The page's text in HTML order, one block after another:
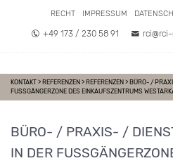
RECHT IMPRESSUM
+49 173 / 230 58 91
KONTAKT > REFERENZEN > REFERENZEN > BÜRO- /
FUSSGÄNGERZONE DES EINKAUFSZENTRUMS
BÜRO- / PRAXIS- /
IN DER FUSSGÄNGERZONE